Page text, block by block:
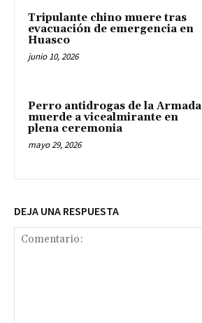
Tripulante chino muere tras
evacuación de emergencia en
Huasco
junio 10, 2026
Perro antidrogas de la Armada
muerde a vicealmirante en
plena ceremonia
mayo 29, 2026
DEJA UNA RESPUESTA